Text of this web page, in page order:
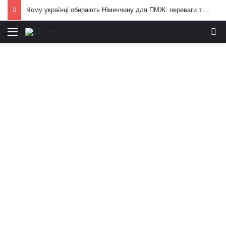
Чому українці обирають Німеччину для ПМЖ: переваги та недоліки країни
Меню